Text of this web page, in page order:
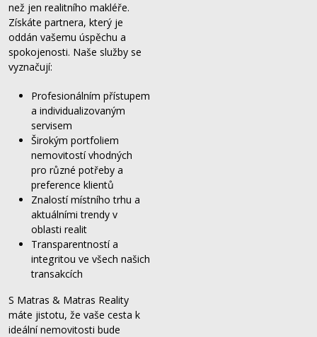
než jen realitního makléře.
Získáte partnera, který je
oddán vašemu úspěchu a
spokojenosti. Naše služby se
vyznačují:
Profesionálním přístupem
a individualizovaným
servisem
Širokým portfoliem
nemovitostí vhodných
pro různé potřeby a
preference klientů
Znalostí místního trhu a
aktuálními trendy v
oblasti realit
Transparentností a
integritou ve všech našich
transakcích
S Matras & Matras Reality
máte jistotu, že vaše cesta k
ideální nemovitosti bude